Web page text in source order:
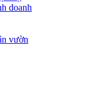
doanh
vườn